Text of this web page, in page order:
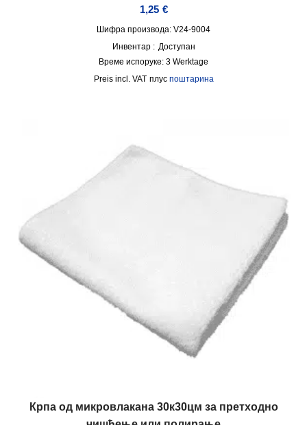
1,25 €
Шифра производа: V24-9004
Инвентар : Доступан
Време испоруке: 3 Werktage
incl. VAT плус поштарина
Крпа од микровлакана 30к30цм за претходно